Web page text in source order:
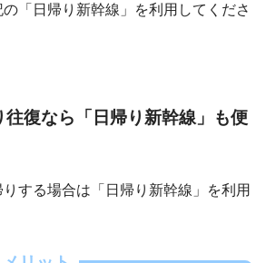
「日帰り新幹線」を利用してくださ
復なら「日帰り新幹線」も便
する場合は「日帰り新幹線」を利用